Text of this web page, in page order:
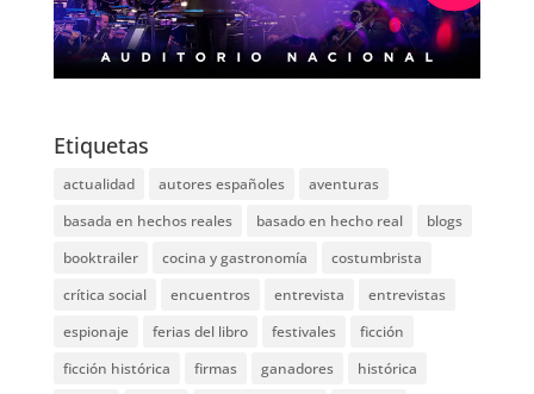
Etiquetas
actualidad autores españoles
aventuras
basada en hechos reales
basado en hecho real
blogs
booktrailer
cocina y gastronomía
costumbrista
crítica social
encuentros entrevista
entrevistas
espionaje
ferias del libro festivales
ficción
ficción histórica
firmas ganadores
histórica